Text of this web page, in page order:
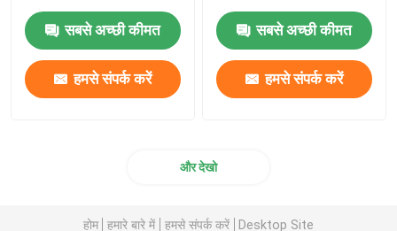
फाइबरग्लास पल्सट्र्यूशन प्रोफाइल
एफआरपी ढाला उत्पाद
सबसे अच्छी कीमत
हमसे संपर्क करें
सबसे अच्छी कीमत
हमसे संपर्क करें
और देखो
होम हमारे बारे में हमसे संपर्क करें Desktop Site